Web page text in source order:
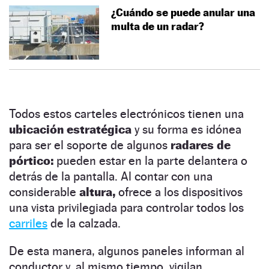
¿Cuándo se puede anular una
multa de un radar?
Todos estos carteles electrónicos tienen una
ubicación estratégica y su forma es idónea
para ser el soporte de algunos radares de
pórtico: pueden estar en la parte delantera o
detrás de la pantalla. Al contar con una
considerable altura, ofrece a los dispositivos
una vista privilegiada para controlar todos los
carriles de la calzada.
De esta manera, algunos paneles informan al